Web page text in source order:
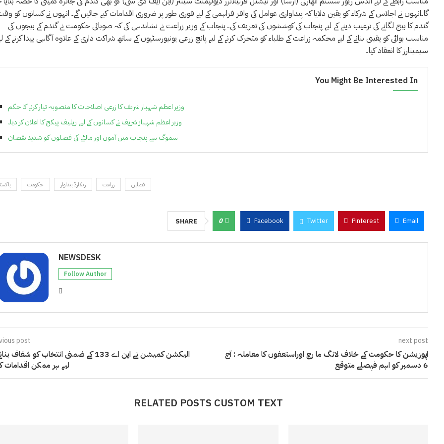
گا۔انہوں نے اجلاس کے شرکاء کو یقین دلایا کہ پیداواری عوامل کی وافر فراہمی کے لیے فوری طور پر ضروری اقدامات کیے جائیں گے۔ انہوں نے کسانوں کو
گندم کا بیج لگانے کی ترغیب دینے کے لیے پنجاب کی کوششوں کی تعریف کی۔ پنجاب کے وزیر زراعت نے نشاندہی کی کہ صوبائی حکومت نے گندم کے بیجوں کی
مناسب بوائی کو یقینی بنانے کے لیے محکمہ زراعت کے طلباء کو متحرک کرنے کے لیے پانچ زرعی یونیورسٹیوں کے ساتھ شراکت داری کے علاوہ آگاہی پیدا کرنے کے
سیمینارز کا انعقاد کیا۔
You Might Be Interested In
وزیر اعظم شہباز شریف کا زرعی اصلاحات کا منصوبہ تیار کرنے کا حکم
وزیر اعظم شہباز شریف نے کسانوں کے لیے ریلیف پیکج کا اعلان کر دیا۔
سموگ سے پنجاب میں آموں اور مالٹے کی فصلوں کو شدید نقصان
حکومت ریکارڈ پیداوار زراعت فصلیں
SHARE 0 Facebook Twitter Pinterest Email
NEWSDESK
Follow Author
post
الیکشن کمیشن نے این اے 133 کے ضمنی انتخاب کو شفاف
لیے ہر ممکن اقدامات
next post
اپوزیشن کا حکومت کے خلاف لانگ ما رچ اوراستعفوں کا معاملہ : آج
6 دسمبر کو اہم فیٖصلے متوقع
RELATED POSTS CUSTOM TEXT